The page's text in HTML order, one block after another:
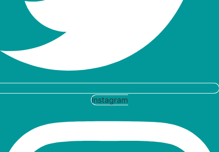
Instagram